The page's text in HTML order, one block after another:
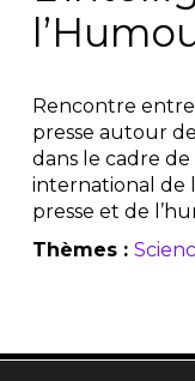
Rencontre
presse autour
dans le cadre
international de
presse et de
Thèmes :